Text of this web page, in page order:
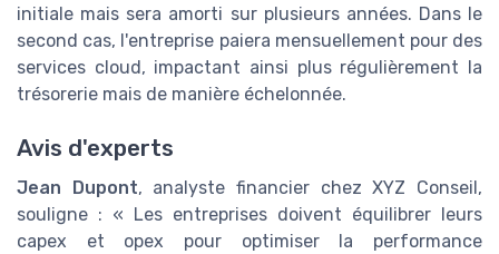
initiale mais sera amorti sur plusieurs années. Dans le
second cas, l'entreprise paiera mensuellement pour des
services cloud, impactant ainsi plus régulièrement la
trésorerie mais de manière échelonnée.
Avis d'experts
Jean Dupont, analyste financier chez XYZ Conseil,
souligne : « Les entreprises doivent équilibrer leurs
capex et opex pour optimiser la performance